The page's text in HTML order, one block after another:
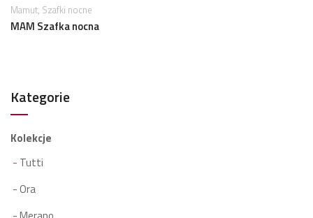
Mamut, Szafki nocne
MAM Szafka nocna
Kategorie
Kolekcje
Tutti
Ora